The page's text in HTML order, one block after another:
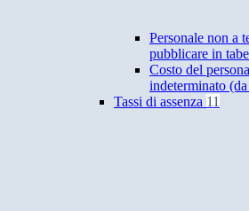
Personale non a
pubblicare in
Costo del
indeterminato
Tassi di assenza 11